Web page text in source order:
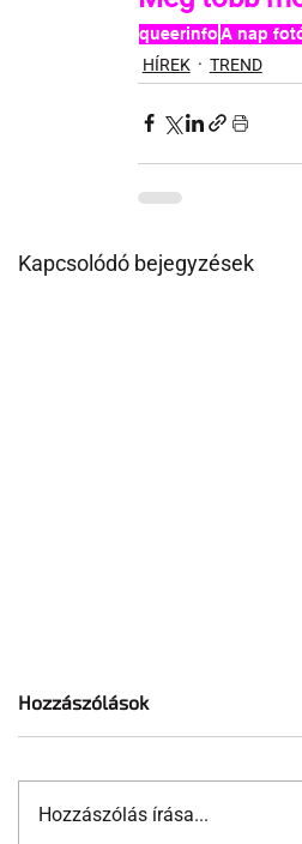
queerinfoA nap
HÍREK
TREND
Kapcsolódó bejegyzések
Hozzászólások
Hozzászólás írása...